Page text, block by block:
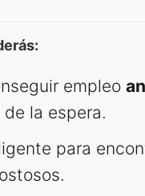
empleo
la espera.
para